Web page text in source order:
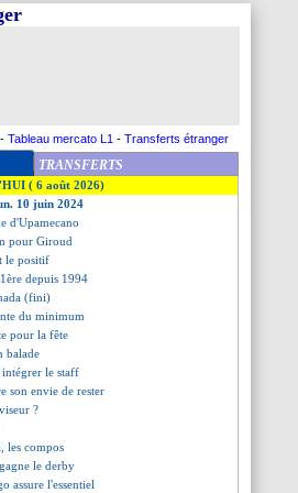
- Tableau mercato L1 - Transferts étranger
TRANSFERTS
( 6 août 2026)
10 juin 2024
d'Upamecano
pour Giroud
le positif
depuis 1994
(fini)
du minimum
pour la fête
balade
intégrer le staff
son envie de rester
?
les compos
le derby
assure l'essentiel